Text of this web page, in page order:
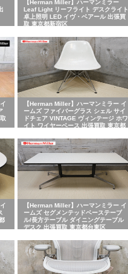
【Herman Miller】ハーマンミラー
Leaf Light リーフライト デスクライト
卓上照明 LED イヴ・ベアール 出張買
取 東京都新宿区
【Herman Miller】ハーマンミラー イ
ームズ ファイバーグラス シェル サイ
ドチェア VINTAGE ヴィンテージ ホワ
イト ワイヤーベース 出張買取 東京都
【Herman Miller】ハーマンミラー イ
ームズ セグメンテッドベーステーブ
ル/長方テーブル ダイニングテーブル
デスク 出張買取 東京都台東区